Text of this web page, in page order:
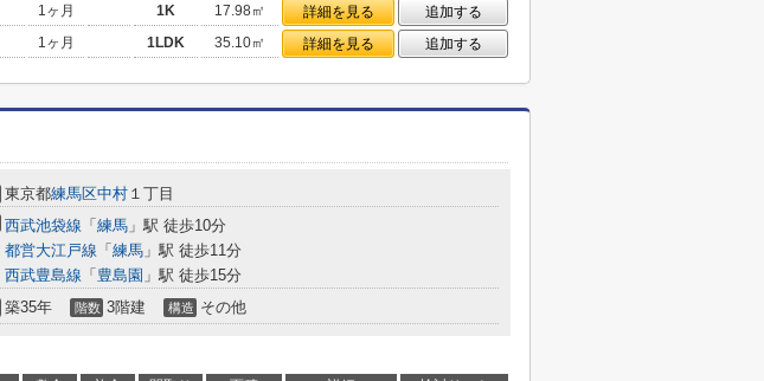
1ヶ月 1K 17.98㎡ 詳細を見る
追加する
1ヶ月 1LDK 35.10㎡ 詳細を見る 追加する
東京都練馬区中村 １丁目
西武池袋線 「 練馬 」駅 徒歩10分
都営大江戸線 「 練馬 」駅 徒歩11分
西武豊島線 「 豊島園 」駅 徒歩15分
築35年 階数 3階建 構造 その他